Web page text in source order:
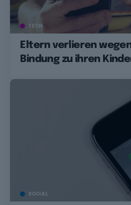
TECH
Eltern verlieren
Bindung zu ihren
SOCIAL